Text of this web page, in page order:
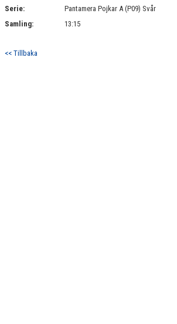
Serie:
Pantamera Pojkar A (P09) Svår
Samling:
13:15
<< Tillbaka